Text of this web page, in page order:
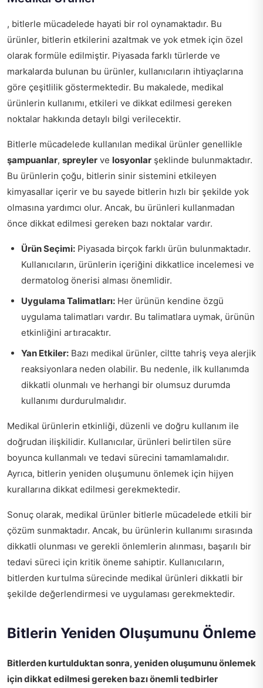
, bitlerle mücadelede hayati bir rol oynamaktadır. Bu
ürünler, bitlerin etkilerini azaltmak ve yok etmek için özel
olarak formüle edilmiştir. Piyasada farklı türlerde ve
markalarda bulunan bu ürünler, kullanıcıların ihtiyaçlarına
göre çeşitlilik göstermektedir. Bu makalede, medikal
ürünlerin kullanımı, etkileri ve dikkat edilmesi gereken
noktalar hakkında detaylı bilgi verilecektir.
Bitlerle mücadelede kullanılan medikal ürünler genellikle
şampuanlar, spreyler ve losyonlar şeklinde bulunmaktadır.
Bu ürünlerin çoğu, bitlerin sinir sistemini etkileyen
kimyasallar içerir ve bu sayede bitlerin hızlı bir şekilde yok
olmasına yardımcı olur. Ancak, bu ürünleri kullanmadan
önce dikkat edilmesi gereken bazı noktalar vardır.
Ürün Seçimi: Piyasada birçok farklı ürün bulunmaktadır.
Kullanıcıların, ürünlerin içeriğini dikkatlice incelemesi ve
dermatolog önerisi alması önemlidir.
Uygulama Talimatları: Her ürünün kendine özgü
uygulama talimatları vardır. Bu talimatlara uymak, ürünün
etkinliğini artıracaktır.
Yan Etkiler: Bazı medikal ürünler, ciltte tahriş veya alerjik
reaksiyonlara neden olabilir. Bu nedenle, ilk kullanımda
dikkatli olunmalı ve herhangi bir olumsuz durumda
kullanımı durdurulmalıdır.
Medikal ürünlerin etkinliği, düzenli ve doğru kullanım ile
doğrudan ilişkilidir. Kullanıcılar, ürünleri belirtilen süre
boyunca kullanmalı ve tedavi sürecini tamamlamalıdır.
Ayrıca, bitlerin yeniden oluşumunu önlemek için hijyen
kurallarına dikkat edilmesi gerekmektedir.
Sonuç olarak, medikal ürünler bitlerle mücadelede etkili bir
çözüm sunmaktadır. Ancak, bu ürünlerin kullanımı sırasında
dikkatli olunması ve gerekli önlemlerin alınması, başarılı bir
tedavi süreci için kritik öneme sahiptir. Kullanıcıların,
bitlerden kurtulma sürecinde medikal ürünleri dikkatli bir
şekilde değerlendirmesi ve uygulaması gerekmektedir.
Bitlerin Yeniden Oluşumunu Önleme
Bitlerden kurtulduktan sonra, yeniden oluşumunu önlemek
için dikkat edilmesi gereken bazı önemli tedbirler